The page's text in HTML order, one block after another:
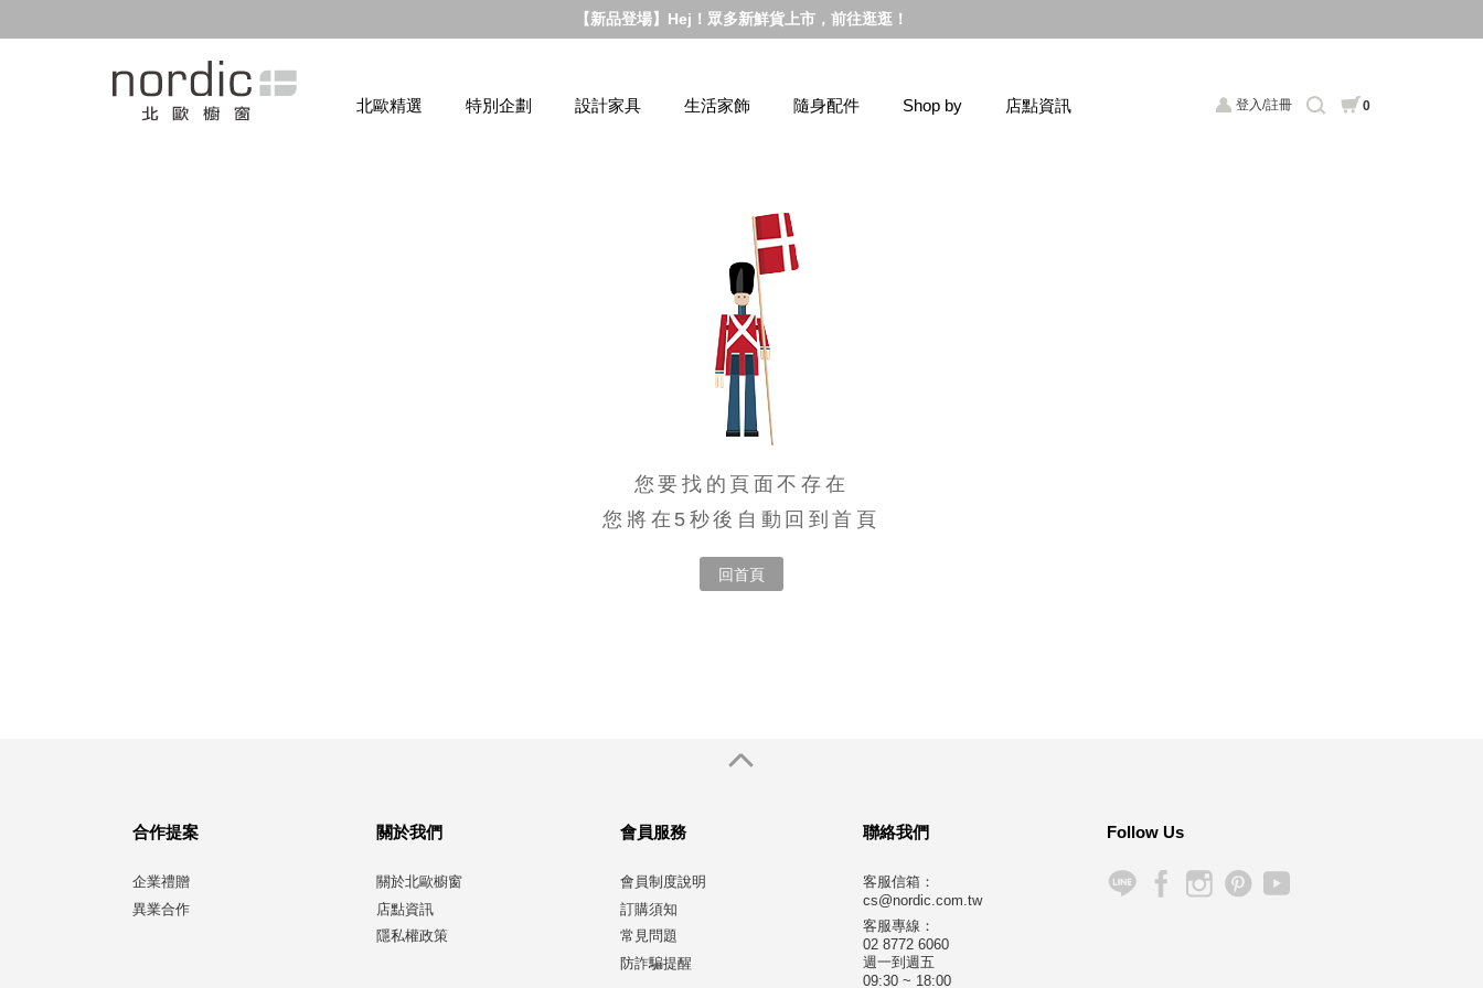
【新品登場】Hej！眾多新鮮貨上市，前往逛逛！
登入/註冊 0
北歐精選 特別企劃 設計家具 生活家飾 隨身配件 Shop by 店點資訊
您要找的頁面不存在
您將在5秒後自動回到首頁
回首頁
合作提案
企業禮贈
異業合作
關於我們
關於北歐櫥窗
店點資訊
隱私權政策
會員服務
會員制度說明
訂購須知
常見問題
防詐騙提醒
聯絡我們
客服信箱：
cs@nordic.com.tw
客服專線：
02 8772 6060
週一到週五
09:30 ~ 18:00
Follow Us